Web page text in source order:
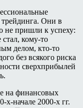
трейдинга. Они в
не пришли к успеху:
кому-то
делом, кто-то
без всякого риска
сверхприбылей
на финансовых
х-начале 2000-х гг.